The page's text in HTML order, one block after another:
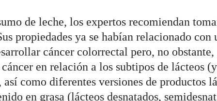
de leche, los expertos recomiendan
propiedades ya se habían relacionado con
cáncer colorrectal pero, no obstante,
en relación a los subtipos de lácteos
como diferentes versiones de productos
en grasa (lácteos desnatados,